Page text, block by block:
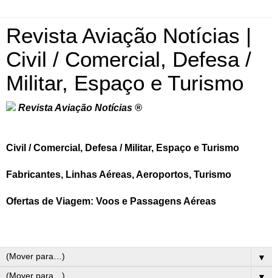
Revista Aviação Notícias |
Civil / Comercial, Defesa /
Militar, Espaço e Turismo
Revista Aviação Notícias ®
Civil / Comercial, Defesa / Militar, Espaço e Turismo
Fabricantes, Linhas Aéreas, Aeroportos, Turismo
Ofertas de Viagem: Voos e Passagens Aéreas
▼